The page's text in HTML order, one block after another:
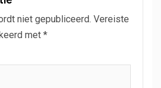
niet gepubliceerd. Vereiste
met *